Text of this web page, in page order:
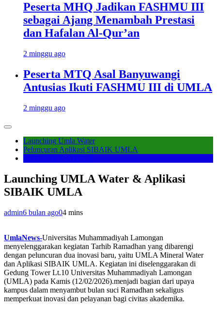
Peserta MHQ Jadikan FASHMU III
sebagai Ajang Menambah Prestasi
dan Hafalan Al-Qur’an
2 minggu ago
Peserta MTQ Asal Banyuwangi
Antusias Ikuti FASHMU III di UMLA
2 minggu ago
Launching Umla Water
Peluncuran Aplikasi SIBAIK UMLA
Launching UMLA Water & Aplikasi
SIBAIK UMLA
admin6 bulan ago04 mins
UmlaNews-Universitas Muhammadiyah Lamongan
menyelenggarakan kegiatan Tarhib Ramadhan yang dibarengi
dengan peluncuran dua inovasi baru, yaitu UMLA Mineral Water
dan Aplikasi SIBAIK UMLA. Kegiatan ini diselenggarakan di
Gedung Tower Lt.10 Universitas Muhammadiyah Lamongan
(UMLA) pada Kamis (12/02/2026).menjadi bagian dari upaya
kampus dalam menyambut bulan suci Ramadhan sekaligus
memperkuat inovasi dan pelayanan bagi civitas akademika.